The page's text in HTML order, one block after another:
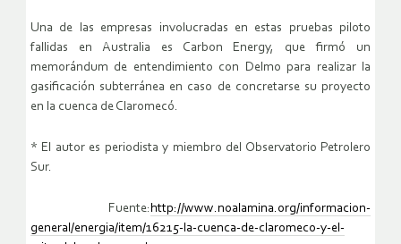
Una de las empresas involucradas en estas pruebas piloto
fallidas en Australia es Carbon Energy, que firmó un
memorándum de entendimiento con Delmo para realizar la
gasificación subterránea en caso de concretarse su proyecto
en la cuenca de Claromecó.
* El autor es periodista y miembro del Observatorio Petrolero
Sur.
Fuente: http://www.noalamina.org/informacion-
general/energia/item/16215-la-cuenca-de-claromeco-y-el-